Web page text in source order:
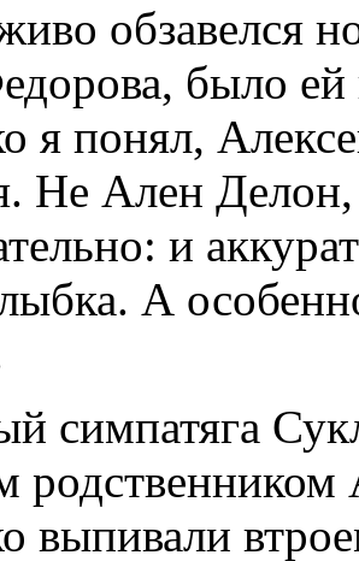
обзавелся
было
я понял,
Не Ален
и
А
симпатяга
выпивали